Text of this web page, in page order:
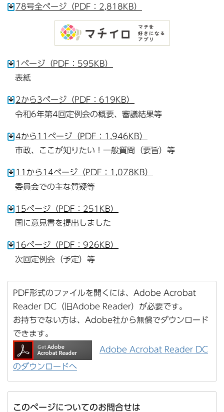
78号全ページ（PDF：2,818KB）
1ページ（PDF：595KB）
表紙
2から3ページ（PDF：619KB）
令和6年第4回定例会の概要、審議結果等
4から11ページ（PDF：1,946KB）
市政、ここが知りたい！一般質問（要旨）等
11から14ページ（PDF：1,078KB）
委員会での主な質疑等
15ページ（PDF：251KB）
国に意見書を提出しました
16ページ（PDF：926KB）
次回定例会（予定）等
PDF形式のファイルを開くには、Adobe Acrobat
Reader DC（旧Adobe Reader）が必要です。
お持ちでない方は、Adobe社から無償でダウンロード
できます。
Adobe Acrobat Reader DC
のダウンロードへ
このページについてのお問合せは